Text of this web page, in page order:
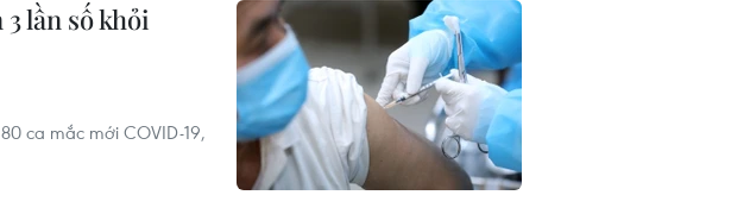
lần số khỏi
ca mắc mới COVID-19,